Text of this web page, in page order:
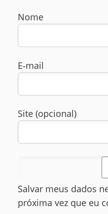
Nome
E‑mail
Site (opcional)
Salvar meus dados
próxima vez que eu